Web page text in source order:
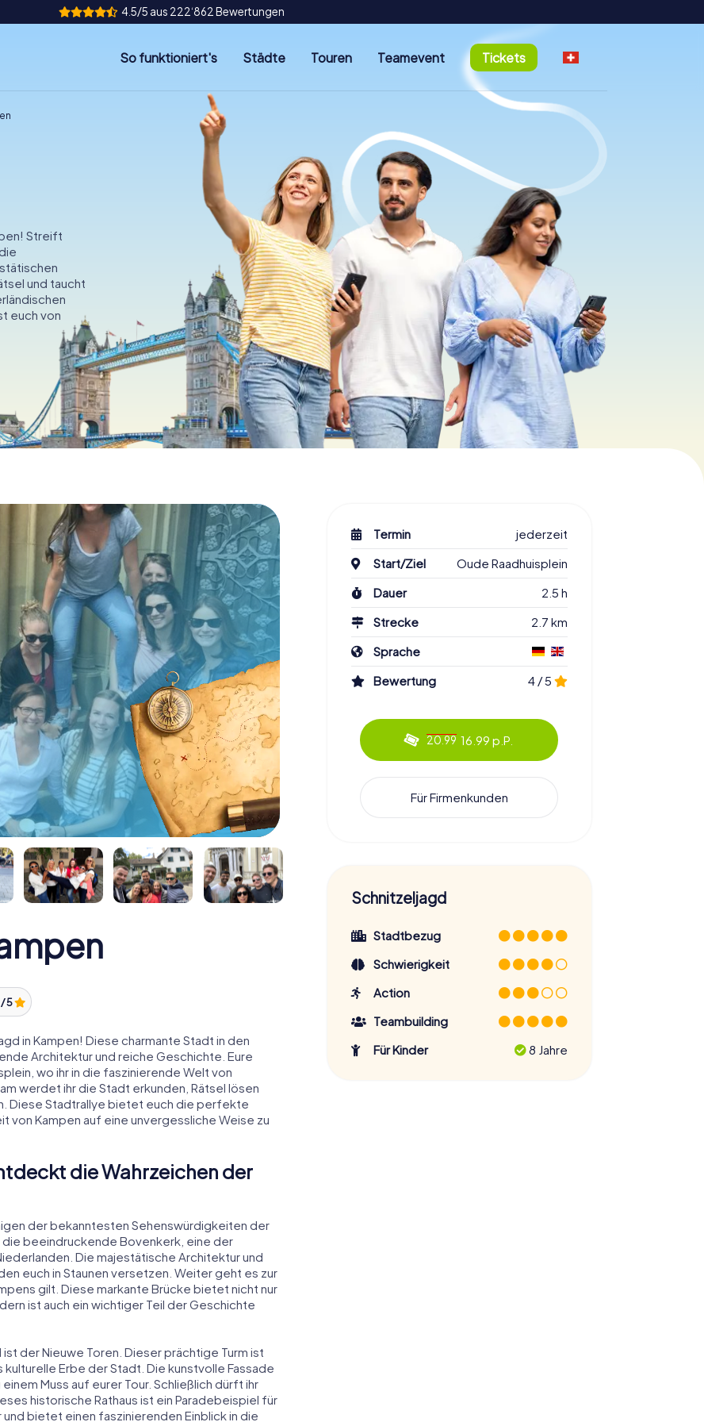
4.5/5 aus 222‘862 Bewertungen
So funktioniert's Städte Touren Teamevent Tickets
Streift
und taucht
euch von
5
in Kampen! Diese charmante Stadt in den
Architektur und reiche Geschichte. Eure
wo ihr in die faszinierende Welt von
werdet ihr die Stadt erkunden, Rätsel lösen
Diese Stadtrallye bietet euch die perfekte
von Kampen auf eine unvergessliche Weise zu
die Wahrzeichen der
der bekanntesten Sehenswürdigkeiten der
beeindruckende Bovenkerk, eine der
Die majestätische Architektur und
euch in Staunen versetzen. Weiter geht es zur
gilt. Diese markante Brücke bietet nicht nur
ist auch ein wichtiger Teil der Geschichte
der Nieuwe Toren. Dieser prächtige Turm ist
Erbe der Stadt. Die kunstvolle Fassade
Muss auf eurer Tour. Schließlich dürft ihr
historische Rathaus ist ein Paradebeispiel für
bietet einen faszinierenden Einblick in die
Termin
jederzeit
Start/Ziel
Oude Raadhuisplein
Dauer
2.5 h
Strecke
2.7 km
Sprache
Bewertung
4 / 5
20.99 16.99 p.P.
Für Firmenkunden
Schnitzeljagd
Stadtbezug
Schwierigkeit
Action
Teambuilding
Für Kinder
8 Jahre